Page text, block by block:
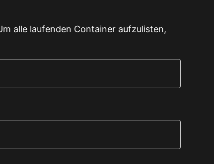
alle laufenden Container aufzulisten,